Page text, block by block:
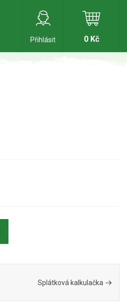
Přihlásit
0 Kč
Splátková kalkulačka